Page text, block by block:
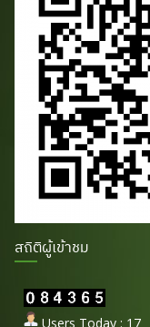
สถิติผู้เข้าชม
Users Today : 17